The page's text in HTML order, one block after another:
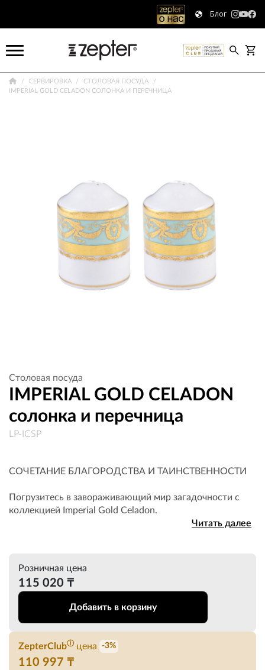
Блог
СЕРВИРОВКА
СТОЛОВАЯ ПОСУДА
IMPERIAL GOLD CELADON СОЛОНКА И ПЕРЕЧНИЦА
Столовая посуда
IMPERIAL GOLD CELADON
солонка и перечница
LP-ICSP
СОЧЕТАНИЕ БЛАГОРОДСТВА И ТАИНСТВЕННОСТИ
Погрузитесь в завораживающий мир загадочности с
коллекцией Imperial Gold Celadon.
Читать далее
Розничная цена
115 020 ₸
Добавить в корзину
ZepterClubⓘ цена -3%
110 997 ₸